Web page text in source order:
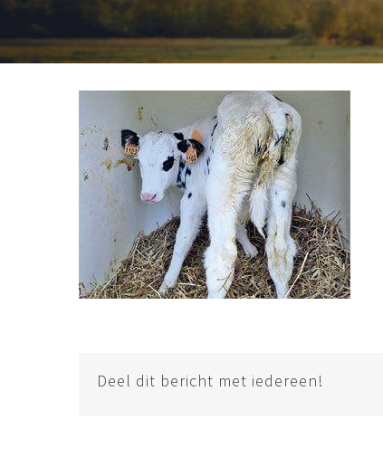
Deel dit bericht met iedereen!